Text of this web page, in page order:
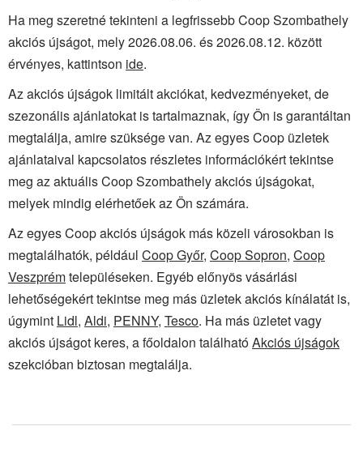
Ha meg szeretné tekinteni a legfrissebb Coop Szombathely
akciós újságot, mely 2026.08.06. és 2026.08.12. között
érvényes, kattintson ide.
Az akciós újságok limitált akciókat, kedvezményeket, de
szezonális ajánlatokat is tartalmaznak, így Ön is garantáltan
megtalálja, amire szüksége van. Az egyes Coop üzletek
ajánlataival kapcsolatos részletes információkért tekintse
meg az aktuális Coop Szombathely akciós újságokat,
melyek mindig elérhetőek az Ön számára.
Az egyes Coop akciós újságok más közeli városokban is
megtalálhatók, például Coop Győr, Coop Sopron, Coop
Veszprémtelepüléseken. Egyéb előnyös vásárlási
lehetőségekért tekintse meg más üzletek akciós kínálatát is,
úgymint Lidl, Aldi, PENNY, Tesco. Ha más üzletet vagy
akciós újságot keres, a főoldalon találhatóAkciós újságok
szekcióban biztosan megtalálja.